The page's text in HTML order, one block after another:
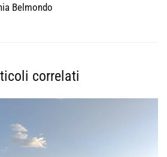
Belmondo
correlati